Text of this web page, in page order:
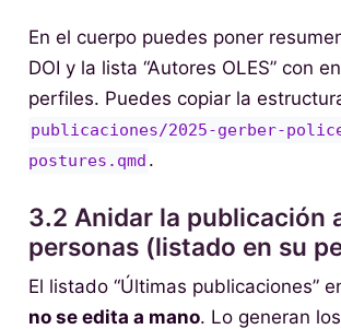
En el cuerpo puedes poner
DOI y la lista “Autores OLES” con
perfiles. Puedes copiar la
publicaciones/2025-gerber-
postures.qmd .
3.2 Anidar la publicación
personas (listado en su
El listado “Últimas publicaciones”
no se edita a mano. Lo generan